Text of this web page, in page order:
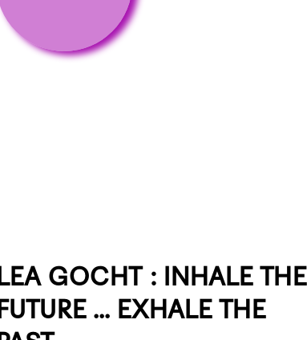
LEA GOCHT : INHALE THE
FUTURE ... EXHALE THE